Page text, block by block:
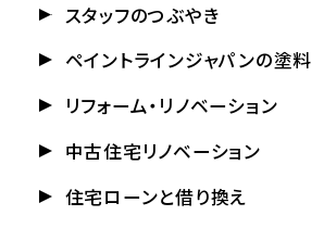
スタッフのつぶやき
ペイントラインジャパンの塗料
リフォーム・リノベーション
中古住宅リノベーション
住宅ローンと借り換え